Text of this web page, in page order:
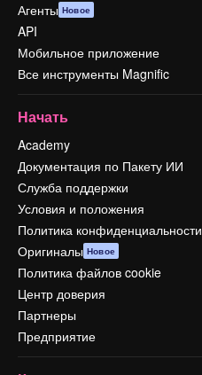
Агенты Новое
API
Мобильное приложение
Все инструменты Magnific
Начать
Academy
Документация по Пакету ИИ
Служба поддержки
Условия и положения
Политика конфиденциальности
Оригиналы Новое
Политика файлов cookie
Центр доверия
Партнеры
Предприятие